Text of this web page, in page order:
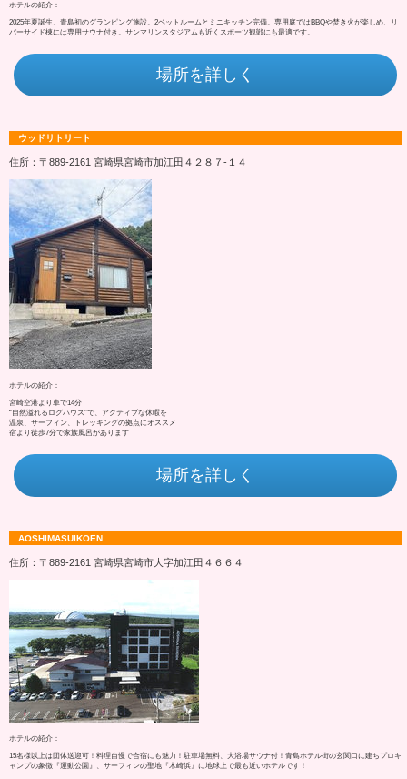
ホテルの紹介：
2025年夏誕生、青島初のグランピング施設。2ベットルームとミニキッチン完備。専用庭ではBBQや焚き火が楽しめ、リ
バーサイド棟には専用サウナ付き。サンマリンスタジアムも近くスポーツ観戦にも最適です。
場所を詳しく
ウッドリトリート
住所：〒889-2161 宮崎県宮崎市加江田４２８７‐１４
ホテルの紹介：
宮崎空港より車で14分
“自然溢れるログハウス”で、アクティブな休暇を
温泉、サーフィン、トレッキングの拠点にオススメ
宿より徒歩7分で家族風呂があります
場所を詳しく
AOSHIMASUIKOEN
住所：〒889-2161 宮崎県宮崎市大字加江田４６６４
ホテルの紹介：
15名様以上は団体送迎可！料理自慢で合宿にも魅力！駐車場無料、大浴場サウナ付！青島ホテル街の玄関口に建ちプロキ
ャンプの象徴『運動公園』、サーフィンの聖地『木崎浜』に地球上で最も近いホテルです！